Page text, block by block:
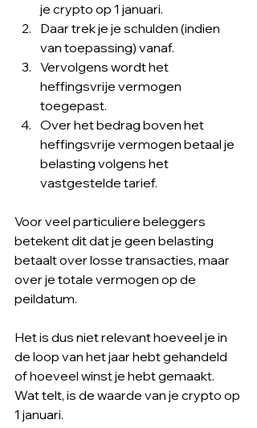
je crypto op 1 januari.
Daar trek je je schulden (indien
van toepassing) vanaf.
Vervolgens wordt het
heffingsvrije vermogen
toegepast.
Over het bedrag boven het
heffingsvrije vermogen betaal je
belasting volgens het
vastgestelde tarief.
Voor veel particuliere beleggers
betekent dit dat je geen belasting
betaalt over losse transacties, maar
over je totale vermogen op de
peildatum.
Het is dus niet relevant hoeveel je in
de loop van het jaar hebt gehandeld
of hoeveel winst je hebt gemaakt.
Wat telt, is de waarde van je crypto op
1 januari.